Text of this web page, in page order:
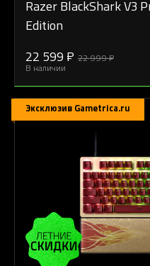
Razer BlackShark V3
Edition
22 599 ₽ 22 999 ₽
В наличии
Эксклюзив Gametrica.ru